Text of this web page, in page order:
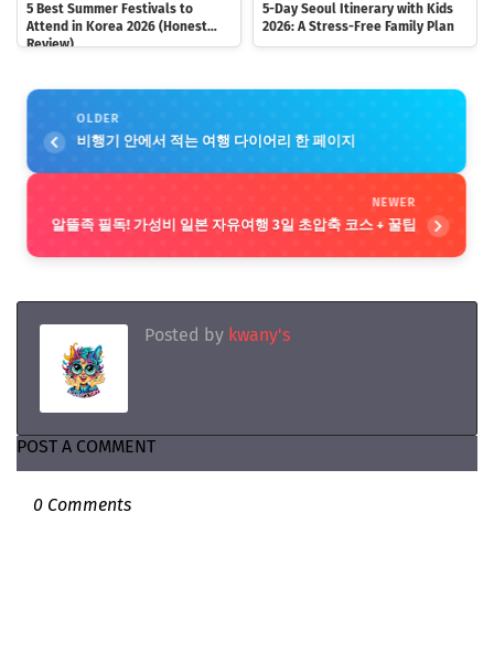
5 Best Summer Festivals to
Attend in Korea 2026 (Honest
Review)
5-Day Seoul Itinerary with Kids
2026: A Stress-Free Family Plan
OLDER
비행기 안에서 적는 여행 다이어리 한 페이지
NEWER
알뜰족 필독! 가성비 일본 자유여행 3일 초압축 코스 + 꿀팁
Posted by kwany's
POST A COMMENT
0 Comments